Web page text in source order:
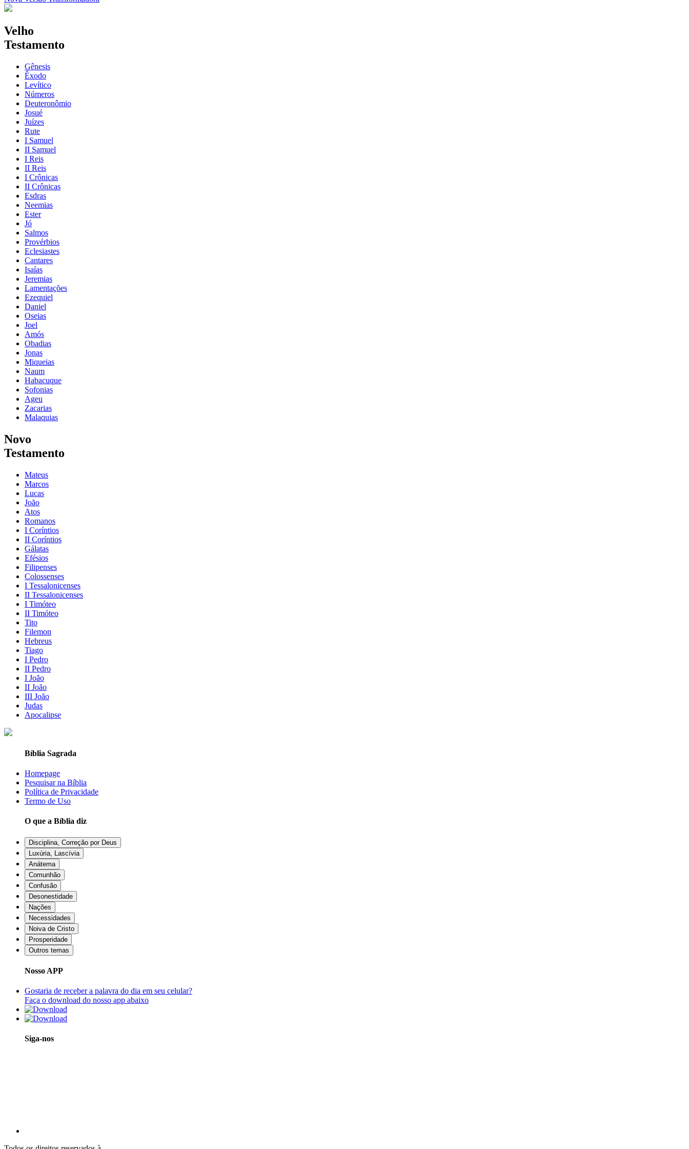
Velho
Testamento
Gênesis
Êxodo
Levítico
Números
Deuteronômio
Josué
Juízes
Rute
I Samuel
II Samuel
I Reis
II Reis
I Crônicas
II Crônicas
Esdras
Neemias
Ester
Jó
Salmos
Provérbios
Eclesiastes
Cantares
Isaías
Jeremias
Lamentações
Ezequiel
Daniel
Oseias
Joel
Amós
Obadias
Jonas
Miqueias
Naum
Habacuque
Sofonias
Ageu
Zacarias
Malaquias
Novo
Testamento
Mateus
Marcos
Lucas
João
Atos
Romanos
I Coríntios
II Coríntios
Gálatas
Efésios
Filipenses
Colossenses
I Tessalonicenses
II Tessalonicenses
I Timóteo
II Timóteo
Tito
Filemon
Hebreus
Tiago
I Pedro
II Pedro
I João
II João
III João
Judas
Apocalipse
Bíblia Sagrada
Homepage
Pesquisar na Bíblia
Política de Privacidade
Termo de Uso
O que a Bíblia diz
Disciplina, Correção por Deus
Luxúria, Lascívia
Anátema
Comunhão
Confusão
Desonestidade
Nações
Necessidades
Noiva de Cristo
Prosperidade
Outros temas
Nosso APP
Gostaria de receber a palavra do dia em seu celular?
Faça o download do nosso app abaixo
Siga-nos